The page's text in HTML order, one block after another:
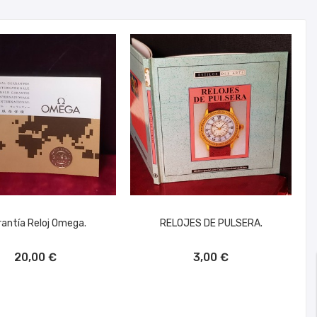
Reloj Omega.
20,00 €
RELOJES DE PULSERA.
3,00 €